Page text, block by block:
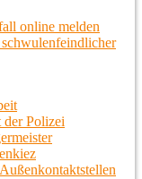
online melden
schwulenfeindlicher
Polizei